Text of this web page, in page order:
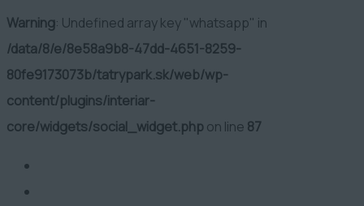
Warning: Undefined array key "whatsapp" in
/data/8/e/8e58a9b8-47dd-4651-8259-
80fe9173073b/tatrypark.sk/web/wp-
content/plugins/interiar-
core/widgets/social_widget.php on line 87